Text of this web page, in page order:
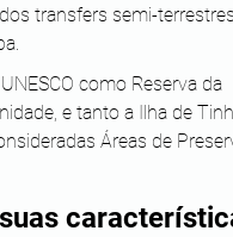
transfers semi-
como Reserva da
e tanto a Ilha de
Áreas de